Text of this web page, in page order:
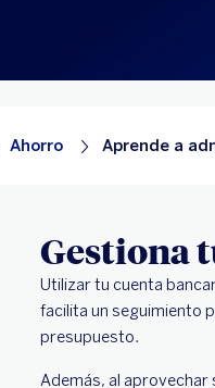
Ahorro Aprende a
Gestiona
Utilizar tu cuenta
facilita un seguimiento
presupuesto.
Además, al aprovechar